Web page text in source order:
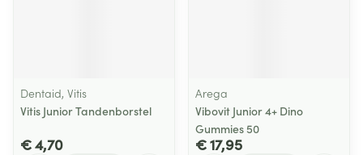
Dentaid, Vitis
Vitis Junior Tandenborstel
€ 4,70
Arega
Vibovit Junior 4+ Dino
Gummies 50
€ 17,95